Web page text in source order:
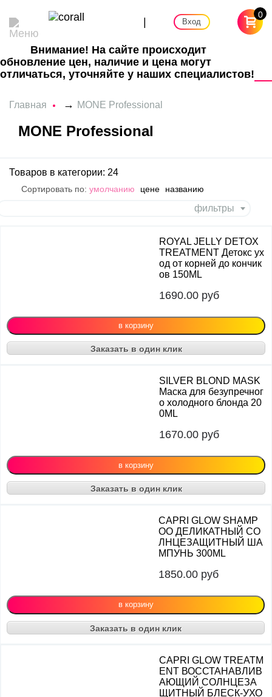
| Вход
0
Внимание! На сайте происходит
обновление цен, наличие и цена могут
отличаться, уточняйте у наших специалистов!
Главная → MONE Professional
MONE Professional
Товаров в категории: 24
Сортировать по: умолчанию цене названию
фильтры
ROYAL JELLY DETOX
TREATMENT Детокс ух
од от корней до кончик
ов 150ML
1690.00 руб
Заказать в один клик
SILVER BLOND MASK
Маска для безупречног
о холодного блонда 20
0ML
1670.00 руб
Заказать в один клик
CAPRI GLOW SHAMP
OO ДЕЛИКАТНЫЙ СО
ЛНЦЕЗАЩИТНЫЙ ША
МПУНЬ 300ML
1850.00 руб
Заказать в один клик
CAPRI GLOW TREATM
ENT ВОССТАНАВЛИВ
АЮЩИЙ СОЛНЦЕЗА
ЩИТНЫЙ БЛЕСК-УХО